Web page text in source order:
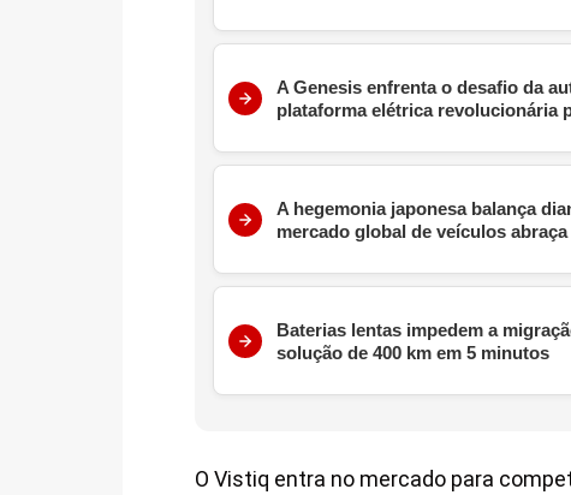
A Genesis enfrenta o desafio da
plataforma elétrica revolucionária
A hegemonia japonesa balança
mercado global de veículos
Baterias lentas impedem a
solução de 400 km em 5 minutos
O Vistiq entra no mercado para